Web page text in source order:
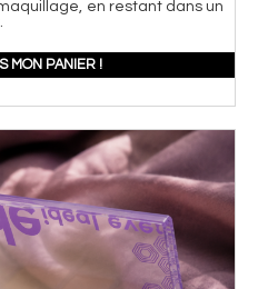
en restant dans un
MON PANIER !